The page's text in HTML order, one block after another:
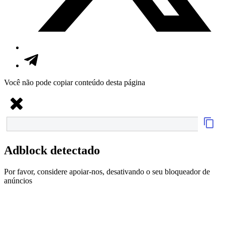
Você não pode copiar conteúdo desta página
Adblock detectado
Por favor, considere apoiar-nos, desativando o seu bloqueador de
anúncios